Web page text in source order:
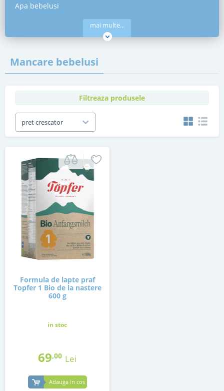
Apa bebelusi
mai multe...
Mancare bebelusi
Filtreaza produsele
pret crescator
Formula de lapte praf
Topfer 1 Bio de la nastere
600 g
in stoc
69,00 Lei
Adauga in cos